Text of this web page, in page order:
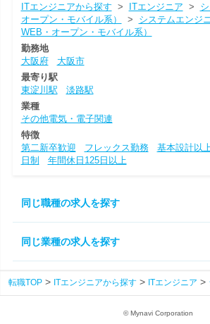
ITエンジニアから探す > ITエンジニア >
オープン・モバイル系）
> システムエンジ
WEB・オープン・モバイル系）
勤務地
大阪府
大阪市
最寄り駅
東淀川駅
淡路駅
業種
その他電気・電子関連
特徴
第二新卒歓迎
フレックス勤務 基本設計以
日制
年間休日125日以上
同じ職種の求人を探す
同じ業種の求人を探す
転職TOP ITエンジニアから探す ITエンジニア
© Mynavi Corporation